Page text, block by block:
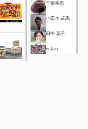
千葉幸恵
小田本 卓馬
田中 花子
yukari